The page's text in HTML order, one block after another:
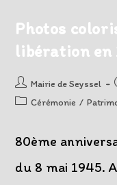
Photos
libération en
Auteur/autrice
de
Mairie de Seyssel
PostCérémonie /
80ème
du 8 mai 1945.